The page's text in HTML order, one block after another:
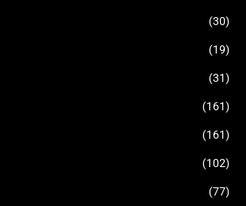
(30)
(19)
(31)
(161)
(161)
(102)
(77)